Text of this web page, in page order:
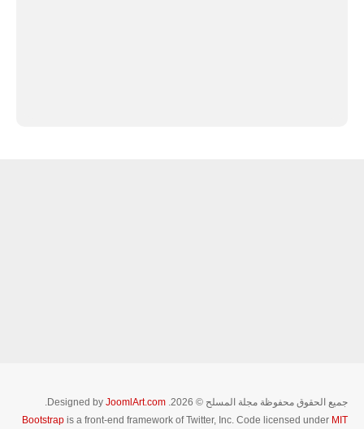
جميع الحقوق محفوظة مجلة المسلح © 2026. Designed by JoomlArt.com
.
Bootstrap is a front-end framework of Twitter, Inc. Code licensed under MIT